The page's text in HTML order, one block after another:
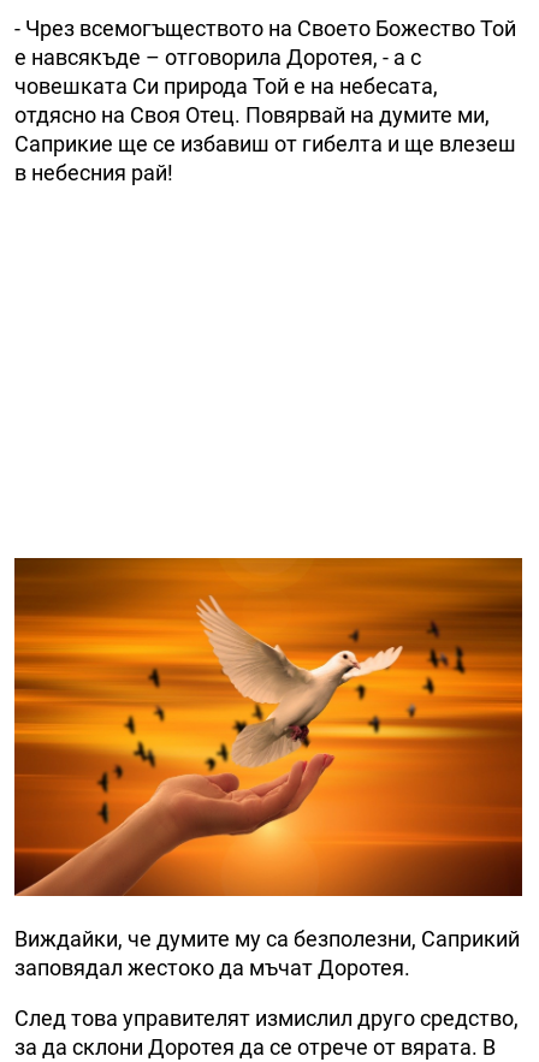
- Чрез всемогъществото на Своето Божество Той
е навсякъде – отговорила Доротея, - а с
човешката Си природа Той е на небесата,
отдясно на Своя Отец. Повярвай на думите ми,
Саприкие ще се избавиш от гибелта и ще влезеш
в небесния рай!
Виждайки, че думите му са безполезни, Саприкий
заповядал жестоко да мъчат Доротея.
След това управителят измислил друго средство,
за да склони Доротея да се отрече от вярата. В